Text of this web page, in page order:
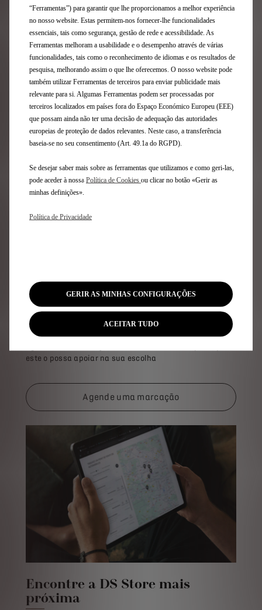
DS 3
Ver todas as ofertas
APOIO ESPECIAL
Contacte-nos
este o possa apoiar na sua escolha
Agende uma marcação
Encontre a DS Store mais
próxima
“Ferramentas”) para garantir que lhe proporcionamos a melhor experiência
no nosso website. Estas permitem-nos fornecer-lhe funcionalidades
essenciais, tais como segurança, gestão de rede e acessibilidade. As
Ferramentas melhoram a usabilidade e o desempenho através de várias
funcionalidades, tais como o reconhecimento de idiomas e os resultados de
pesquisa, melhorando assim o que lhe oferecemos. O nosso website pode
também utilizar Ferramentas de terceiros para enviar publicidade mais
relevante para si. Algumas Ferramentas podem ser processadas por
terceiros localizados em países fora do Espaço Económico Europeu (EEE)
que possam ainda não ter uma decisão de adequação das autoridades
europeias de proteção de dados relevantes. Neste caso, a transferência
baseia-se no seu consentimento (Art. 49.1a do RGPD).
Se desejar saber mais sobre as ferramentas que utilizamos e como geri-las,
pode aceder à nossa Política de Cookies ou clicar no botão «Gerir as
minhas definições».
Política de Privacidade
GERIR AS MINHAS CONFIGURAÇÕES
ACEITAR TUDO